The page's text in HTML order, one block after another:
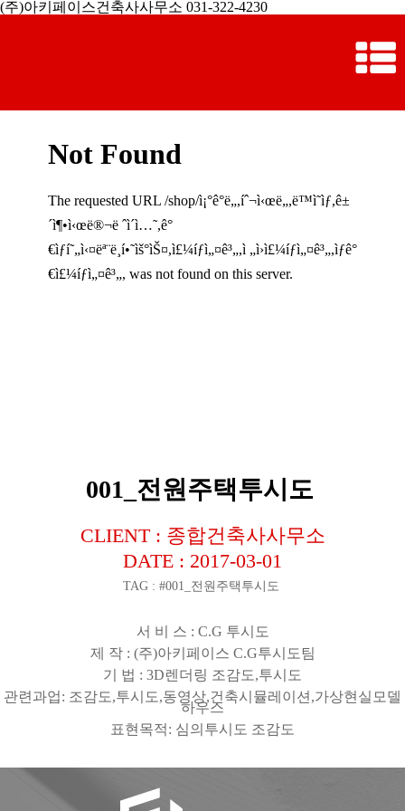
(주)아키페이스건축사사무소 031-322-4230
001_전원주택투시도
CLIENT : 종합건축사사무소
DATE : 2017-03-01
TAG : #001_전원주택투시도
서 비 스 : C.G 투시도
제 작 : (주)아키페이스 C.G투시도팀
기 법 : 3D렌더링 조감도,투시도
관련과업: 조감도,투시도,동영상,건축시뮬레이션 ,가상현실모델
하우스
표현목적: 심의투시도 조감도